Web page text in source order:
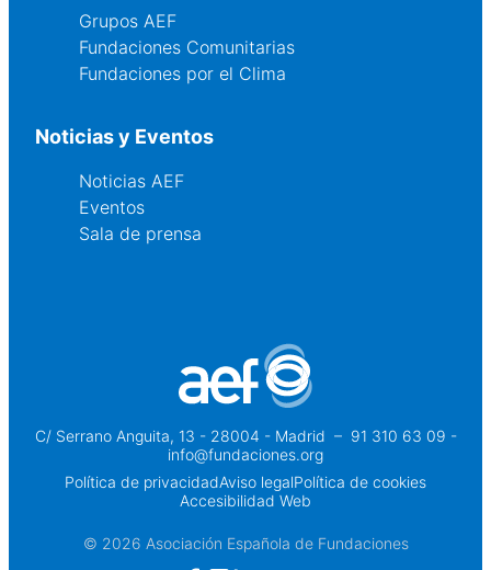
Grupos AEF
Fundaciones Comunitarias
Fundaciones por el Clima
Noticias y Eventos
Noticias AEF
Eventos
Sala de prensa
C/ Serrano Anguita, 13 - 28004 - Madrid – 91 310 63 09 -
info@fundaciones.org
Política de privacidadAviso legalPolítica de cookies
Accesibilidad Web
© 2026 Asociación Española de Fundaciones